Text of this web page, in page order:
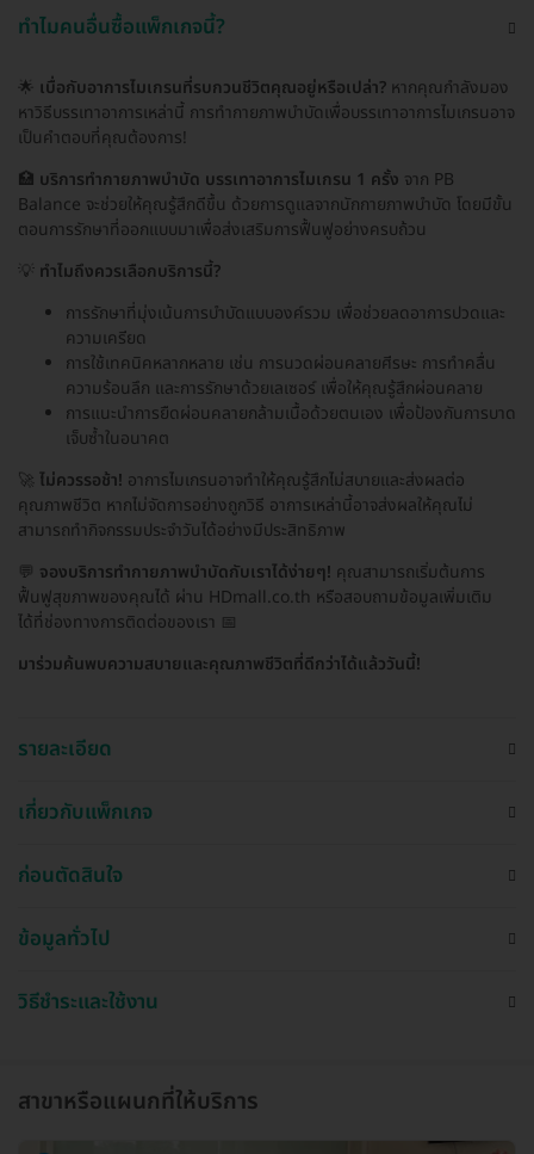
ทำไมคนอื่นซื้อแพ็กเกจนี้?
🌟 เบื่อกับอาการไมเกรนที่รบกวนชีวิตคุณอยู่หรือเปล่า? หากคุณกำลังมอง
หาวิธีบรรเทาอาการเหล่านี้ การทำกายภาพบำบัดเพื่อบรรเทาอาการไมเกรนอาจ
เป็นคำตอบที่คุณต้องการ!
🏥 บริการทำกายภาพบำบัด บรรเทาอาการไมเกรน 1 ครั้ง จาก PB
Balance จะช่วยให้คุณรู้สึกดีขึ้น ด้วยการดูแลจากนักกายภาพบำบัด โดยมีขั้น
ตอนการรักษาที่ออกแบบมาเพื่อส่งเสริมการฟื้นฟูอย่างครบถ้วน
💡 ทำไมถึงควรเลือกบริการนี้?
การรักษาที่มุ่งเน้นการบำบัดแบบองค์รวม เพื่อช่วยลดอาการปวดและ
ความเครียด
การใช้เทคนิคหลากหลาย เช่น การนวดผ่อนคลายศีรษะ การทำคลื่น
ความร้อนลึก และการรักษาด้วยเลเซอร์ เพื่อให้คุณรู้สึกผ่อนคลาย
การแนะนำการยืดผ่อนคลายกล้ามเนื้อด้วยตนเอง เพื่อป้องกันการบาด
เจ็บซ้ำในอนาคต
🚀 ไม่ควรรอช้า! อาการไมเกรนอาจทำให้คุณรู้สึกไม่สบายและส่งผลต่อ
คุณภาพชีวิต หากไม่จัดการอย่างถูกวิธี อาการเหล่านี้อาจส่งผลให้คุณไม่
สามารถทำกิจกรรมประจำวันได้อย่างมีประสิทธิภาพ
💬 จองบริการทำกายภาพบำบัดกับเราได้ง่ายๆ! คุณสามารถเริ่มต้นการ
ฟื้นฟูสุขภาพของคุณได้ ผ่าน HDmall.co.th หรือสอบถามข้อมูลเพิ่มเติม
ได้ที่ช่องทางการติดต่อของเรา 📅
มาร่วมค้นพบความสบายและคุณภาพชีวิตที่ดีกว่าได้แล้ววันนี้!
รายละเอียด
เกี่ยวกับแพ็กเกจ
ก่อนตัดสินใจ
ข้อมูลทั่วไป
วิธีชำระและใช้งาน
สาขาหรือแผนกที่ให้บริการ